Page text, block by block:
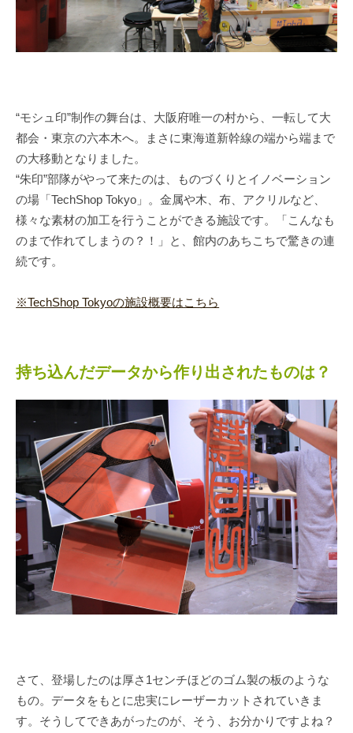
“モシュ印”制作の舞台は、大阪府唯一の村から、一転して大
都会・東京の六本木へ。まさに東海道新幹線の端から端まで
の大移動となりました。
“朱印”部隊がやって来たのは、ものづくりとイノベーション
の場「TechShop Tokyo」。金属や木、布、アクリルなど、
様々な素材の加工を行うことができる施設です。「こんなも
のまで作れてしまうの？！」と、館内のあちこちで驚きの連
続です。
※TechShop Tokyoの施設概要はこちら
持ち込んだデータから作り出されたものは？
さて、登場したのは厚さ1センチほどのゴム製の板のような
もの。データをもとに忠実にレーザーカットされていきま
す。そうしてできあがったのが、そう、お分かりですよね？